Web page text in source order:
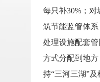
每只补30%；
筑节能监管体
处理设施配套
方式分配到地
持“三河三湖”